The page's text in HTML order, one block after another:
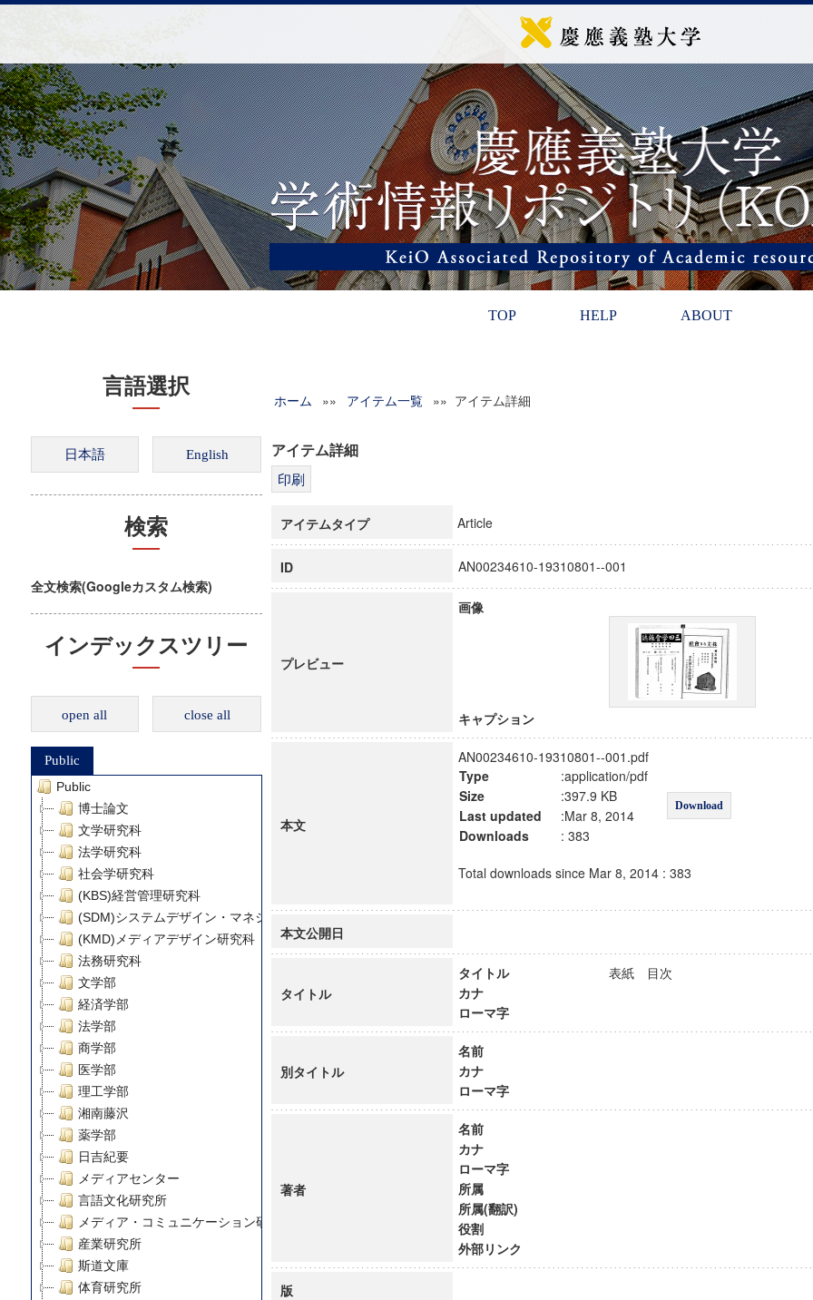
TOP HELP ABOUT
言語選択
検索
全文検索(Googleカスタム検索)
インデックスツリー
open all close all
Public
Public
博士論文
文学研究科
法学研究科
社会学研究科
(KBS)経営管理研究科
(SDM)システムデザイン・マネジメント研究科
(KMD)メディアデザイン研究科
法務研究科
文学部
経済学部
法学部
商学部
医学部
理工学部
湘南藤沢
薬学部
日吉紀要
メディアセンター
言語文化研究所
メディア・コミュニケーション研究所
産業研究所
斯道文庫
体育研究所
ホーム »» アイテム一覧 »» アイテム詳細
アイテム詳細
アイテムタイプ Article
ID AN00234610-19310801--001
プレビュー
画像
キャプション
本文
AN00234610-19310801--001.pdf
Type
:application/pdf
Download
Size
:397.9 KB
Last updated
:Mar 8, 2014
Downloads
: 383
Total downloads since Mar 8, 2014 : 383
本文公開日
タイトル
タイトル
表紙 目次
カナ
ローマ字
別タイトル
名前
カナ
ローマ字
著者
名前
カナ
ローマ字
所属
所属(翻訳)
役割
外部リンク
版